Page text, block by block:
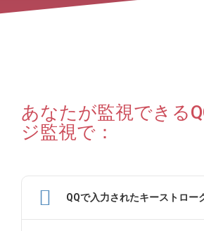
あなたが監視できる
ジ監視で：
QQで入力されたキーストロー